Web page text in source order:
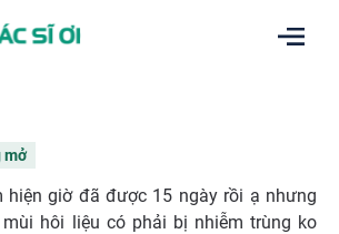
mở
hiện giờ đã được 15 ngày rồi ạ nhưng
hôi liệu có phải bị nhiễm trùng ko